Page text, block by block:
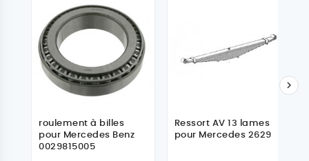
roulement à billes
pour Mercedes Benz
0029815005
Ressort AV 13 lames
pour Mercedes 2629
